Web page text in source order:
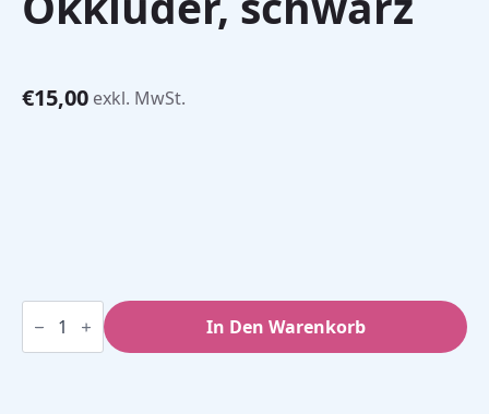
€15,00 exkl. MwSt.
Lochblenden-
Okkluder,
Menge
In Den Warenkorb